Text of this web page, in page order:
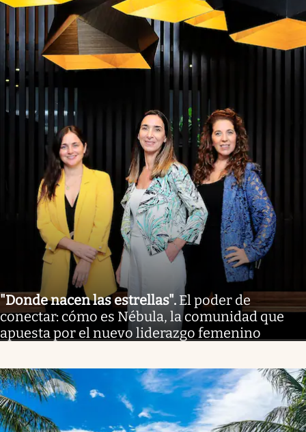
"Donde nacen las estrellas". El poder de
conectar: cómo es Nébula, la comunidad que
apuesta por el nuevo liderazgo femenino